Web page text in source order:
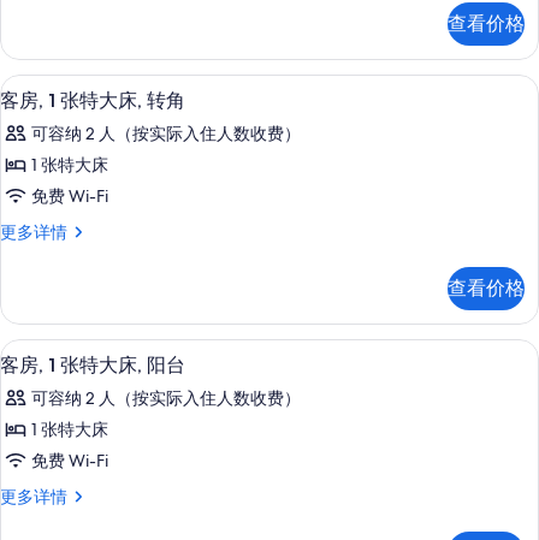
In
Shower)
的
所
有
照
片
更
信
息
大
床,
无
障
碍,
城
市
(Hearing)
的
所
有
照
片
特
大
床,
障
碍,
市
景
观
多
息
查看价格
显
示
客
房,
张
大
床,
转
角
的
所
有
客房, 1 张特大床, 转角 | 起居区 | 平板
4
客房, 1 张特大床, 转角
可容纳 2 人（按实际入住人数收费）
1 张特大床
免费 Wi-Fi
更多详情
客
特
大
床,
角
更
信
息
查看价格
显
示
客
房,
张
客房, 1 张特大床, 阳台 | 起居区 | 平板
4
客房, 1 张特大床, 阳台
可容纳 2 人（按实际入住人数收费）
1 张特大床
免费 Wi-Fi
更多详情
客